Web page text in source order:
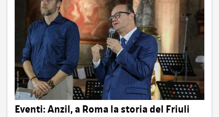
Eventi: Anzil, a Roma la storia del Friuli